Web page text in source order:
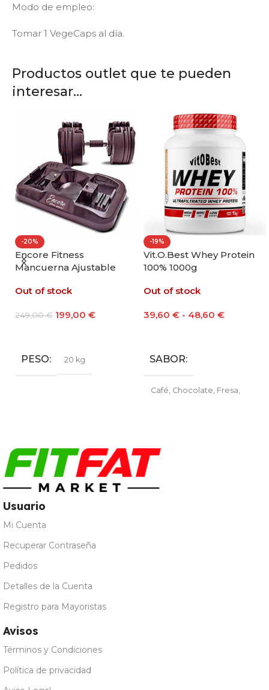
Modo de empleo:
Tomar 1 VegeCaps al día.
Productos outlet que te pueden
interesar...
-20%
Encore Fitness
Mancuerna Ajustable
Out of stock
249,00€ 199,00 €
PESO 20 kg
-19%
Vit.O.Best Whey Protein
100% 1000g
Out of stock
39,60 € - 48,60 €
SABOR
Café Chocolate Fresa
Usuario
Mi Cuenta
Recuperar Contraseña
Pedidos
Detalles de la Cuenta
Registro para Mayoristas
Avisos
Términos y Condiciones
Política de privacidad